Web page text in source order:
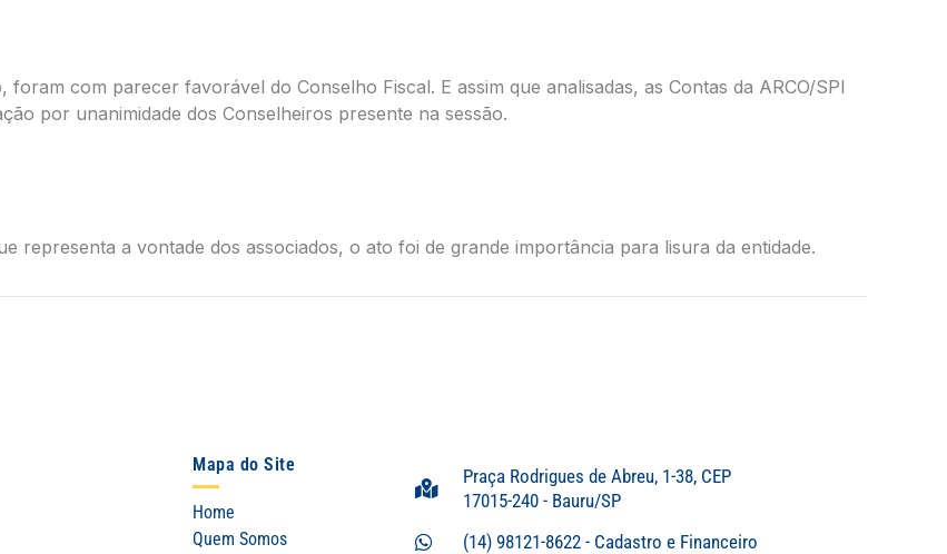
com parecer favorável do Conselho Fiscal. E assim que analisadas, as Contas da ARCO/SPI
por unanimidade dos Conselheiros presente na sessão.
representa a vontade dos associados, o ato foi de grande importância para lisura da entidade.
Mapa do Site
Home
Quem Somos
Praça Rodrigues de Abreu, 1-38, CEP
17015-240 - Bauru/SP
(14) 98121-8622 - Cadastro e Financeiro